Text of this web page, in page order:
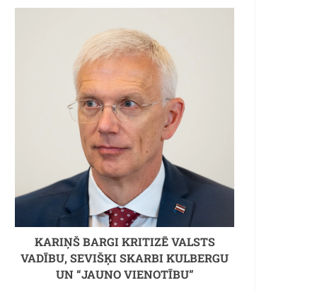
KARIŅŠ BARGI KRITIZĒ VALSTS
VADĪBU, SEVIŠĶI SKARBI KULBERGU
UN “JAUNO VIENOTĪBU”